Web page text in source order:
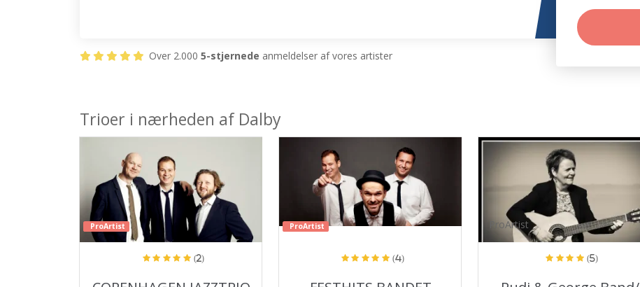
Over 2.000 5-stjernede anmeldelser af vores artister
Trioer i nærheden af Dalby
ProArtist
(2)
ProArtist
(4)
ProArtist
(5)